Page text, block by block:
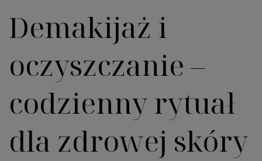
Demakijaż i
oczyszczanie –
codzienny rytuał
dla zdrowej skóry